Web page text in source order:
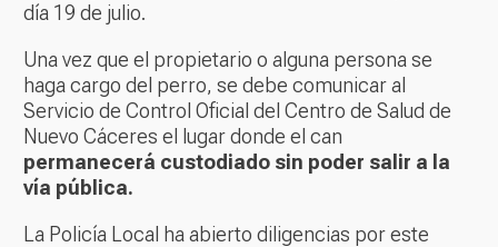
día 19 de julio.
Una vez que el propietario o alguna persona se
haga cargo del perro, se debe comunicar al
Servicio de Control Oficial del Centro de Salud de
Nuevo Cáceres el lugar donde el can
permanecerá custodiado sin poder salir a la
vía pública.
La Policía Local ha abierto diligencias por este